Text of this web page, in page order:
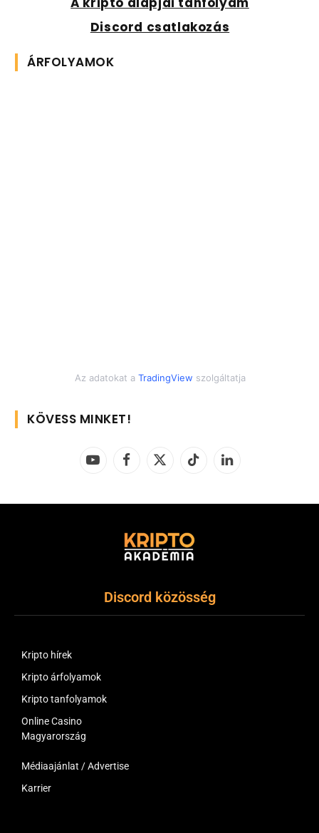
Discord csatlakozás
ÁRFOLYAMOK
Az adatokat a TradingView szolgáltatja
KÖVESS MINKET!
YouTubeFacebook
X
TikTok LinkedIn
Discord közösség
Kripto hírek
Kripto árfolyamok
Kripto tanfolyamok
Online Casino
Magyarország
Médiaajánlat / Advertise
Karrier